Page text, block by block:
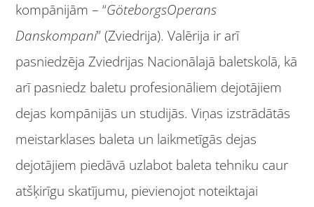
kompānijām – “GöteborgsOperans
Danskompani” (Zviedrija). Valērija ir arī
pasniedzēja Zviedrijas Nacionālajā baletskolā, kā
arī pasniedz baletu profesionāliem dejotājiem
dejas kompānijās un studijās. Viņas izstrādātās
meistarklases baleta un laikmetīgās dejas
dejotājiem piedāvā uzlabot baleta tehniku caur
atšķirīgu skatījumu, pievienojot noteiktajai